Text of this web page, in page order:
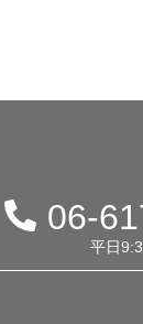
06-
平日